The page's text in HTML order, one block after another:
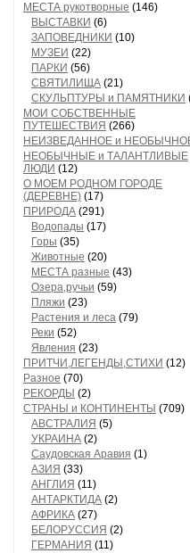
МЕСТА рукотворные (146)
ВЫСТАВКИ (6)
ЗАПОВЕДНИКИ (10)
МУЗЕИ (22)
ПАРКИ (56)
СВЯТИЛИЩА (21)
СКУЛЬПТУРЫ и ПАМЯТНИКИ
МОИ СОБСТВЕННЫЕ
ПУТЕШЕСТВИЯ (266)
НЕИЗВЕДАННОЕ и
НЕОБЫЧНЫЕ и ТАЛАНТЛИВЫЕ
ЛЮДИ (12)
О МОЕМ РОДНОМ ГОРОДЕ
(ДЕРЕВНЕ) (17)
ПРИРОДА (291)
Водопады (17)
Горы (35)
Животные (20)
МЕСТА разные (43)
Озера,ручьи (59)
Пляжи (23)
Растения и леса (79)
Реки (52)
Явления (23)
ПРИТЧИ,ЛЕГЕНДЫ,СТИХИ (12)
Разное (70)
РЕКОРДЫ (2)
СТРАНЫ и КОНТИНЕНТЫ (709)
АВСТРАЛИЯ (5)
УКРАИНА (2)
Саудовская Аравия (1)
АЗИЯ (33)
АНГЛИЯ (11)
АНТАРКТИДА (2)
АФРИКА (27)
БЕЛОРУССИЯ (2)
ГЕРМАНИЯ (11)